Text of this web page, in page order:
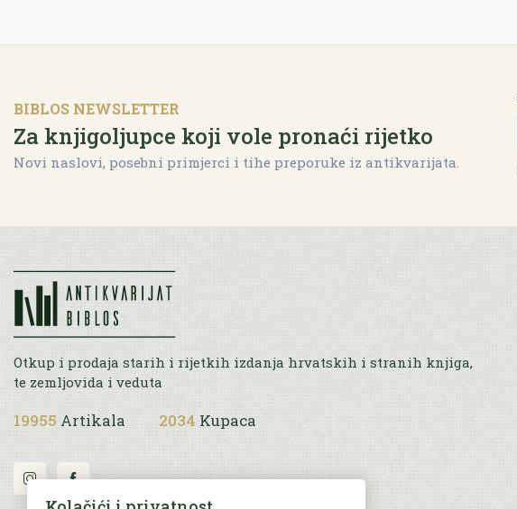
BIBLOS NEWSLETTER
Za knjigoljupce koji vole pronaći rijetko
Novi naslovi, posebni primjerci i tihe preporuke iz antikvarijata.
Otkup i prodaja starih i rijetkih izdanja hrvatskih i stranih knjiga,
te zemljovida i veduta
19955 Artikala 2034 Kupaca